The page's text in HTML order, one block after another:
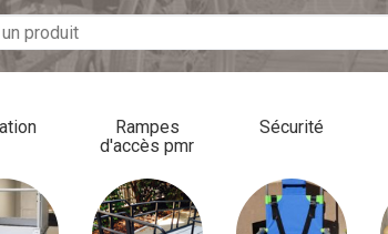
Rampes
d'accès pmr
Sécurité